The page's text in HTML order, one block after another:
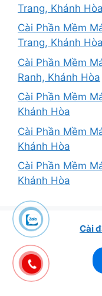
Trang, Khánh Hòa
Cài Phần Mềm
Trang, Khánh Hòa
Cài Phần Mềm
Ranh, Khánh Hòa
Cài Phần Mềm
Khánh Hòa
Cài Phần Mềm
Khánh Hòa
Cài Phần Mềm
Khánh Hòa
Cài